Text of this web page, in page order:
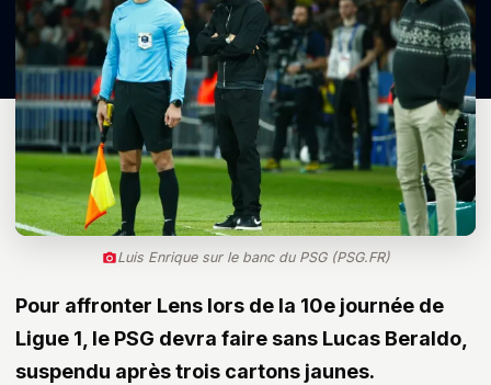
Luis Enrique sur le banc du PSG (PSG.FR)
Pour affronter Lens lors de la 10e journée de
Ligue 1, le PSG devra faire sans Lucas Beraldo,
suspendu après trois cartons jaunes.